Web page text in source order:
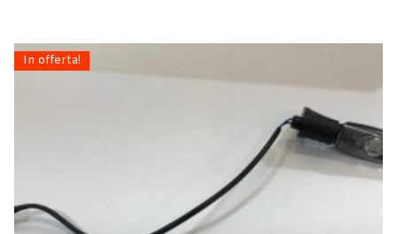
In offerta!